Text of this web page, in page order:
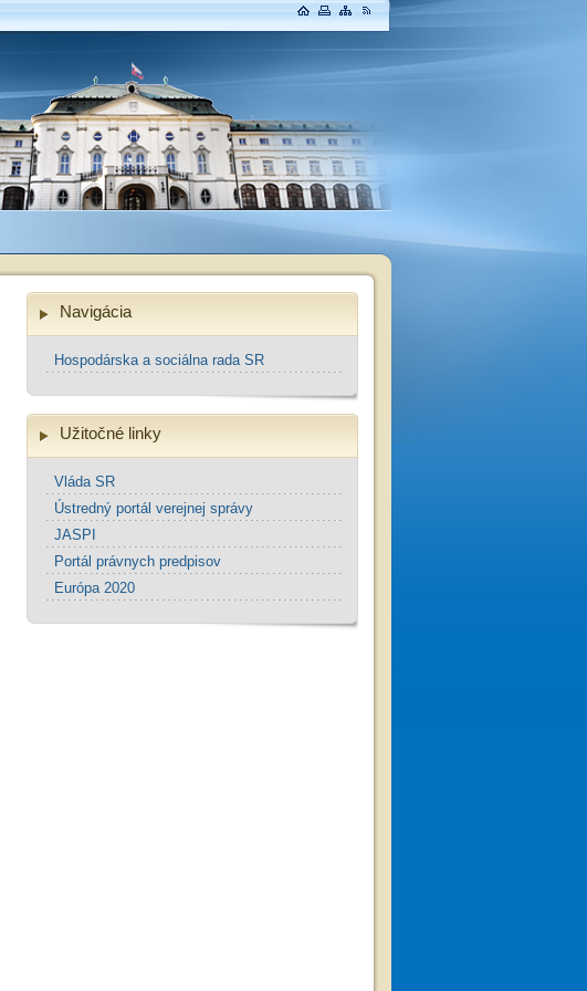
Navigácia
Hospodárska a sociálna rada SR
Užitočné linky
Vláda SR
Ústredný portál verejnej správy
JASPI
Portál právnych predpisov
Európa 2020